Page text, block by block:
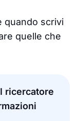
quando scrivi
quelle che
ricercatore